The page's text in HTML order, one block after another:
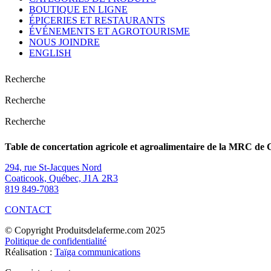
BOUTIQUE EN LIGNE
ÉPICERIES ET RESTAURANTS
ÉVÉNEMENTS ET AGROTOURISME
NOUS JOINDRE
ENGLISH
Recherche
Recherche
Recherche
Table de concertation agricole et agroalimentaire de la MRC de
294, rue St-Jacques Nord
Coaticook, Québec, J1A 2R3
819 849-7083
CONTACT
© Copyright Produitsdelaferme.com 2025
Politique de confidentialité
Réalisation : Taïga communications